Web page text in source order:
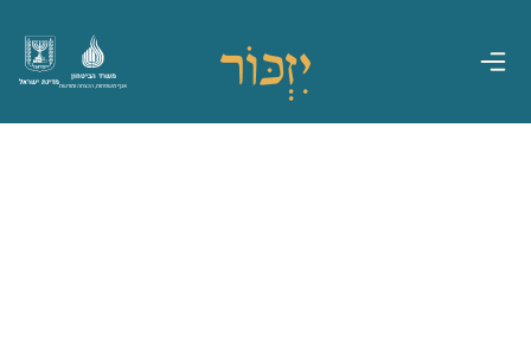
מדינת ישראל
משרד הביטחון
אגף משפחות, הנצחה ומורשת